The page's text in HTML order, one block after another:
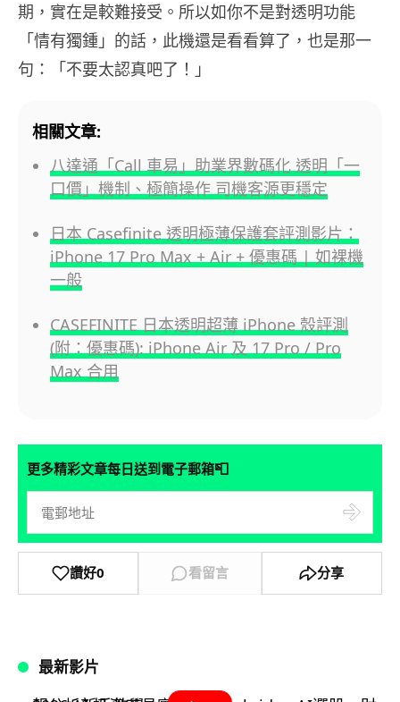
期，實在是較難接受。所以如你不是對透明功能
「情有獨鍾」的話，此機還是看看算了，也是那一
句：「不要太認真吧了！」
相關文章:
八達通「Call 車易」助業界數碼化 透明「一
口價」機制、極簡操作 司機客源更穩定
日本 Casefinite 透明極薄保護套評測影片：
iPhone 17 Pro Max + Air + 優惠碼 | 如裸機
一般
CASEFINITE 日本透明超薄 iPhone 殼評測
(附：優惠碼): iPhone Air 及 17 Pro / Pro
Max 合用
更多精彩文章每日送到電子郵箱📮
讚好0 看留言 分享
最新影片